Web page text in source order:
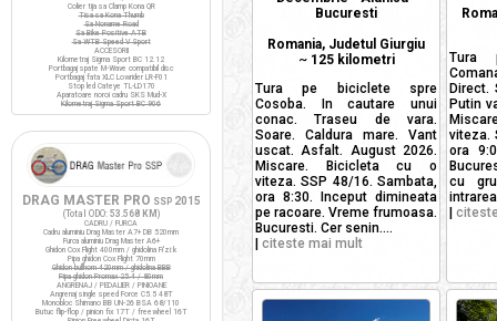
Bucuresti
Romania, Judetul Giurgiu
~ 125 kilometri
Tura pe biciclete spre
Cosoba. In cautare unui
conac. Traseu de vara.
Soare. Caldura mare. Vant
uscat. Asfalt. August 2026.
Miscare. Bicicleta cu o
viteza. SSP 48/16. Sambata,
ora 8:30. Inceput dimineata
pe racoare. Vreme frumoasa.
Bucuresti. Cer senin....
| citeste mai mult
Tura
Direct.
Putin
viteza.
ora
cu
|
Colier tija sa Clamp Kona QR
Tisa sa Kona Thumb
Sa Noname Road
Sa Bike Positive ATB
Sa WTB Speed V Sport
ACCESORII
Kilometraj Sigma Sport BC 12.12
Portbagaj spate M-Wave compatibil disc
Portbagaj fata XLC Lowrider LR-F01
Stop led Cateye TL-LD170
Aparatoare noroi cadru SKS Mud-X
Kilometraj Sigma Sport BC 906
DRAG MASTER PRO SSP 2015
(Total ODO: 53.568 KM )
CADRU / FURCA
Cadru aluminiu Drag Master A7+ DB 520mm
Furca aluminiu Drag Master A6+
Ghidon Cox Flight 400mm / ghidolina Fi'zi:k
Pipa ghidon Cox Flight 70mm
Ghidon bullhorn 420mm / ghidolina BBB
Pipa ghidon Promax 25.4 / 80mm
ANGRENAJ / PEDALIER / PINIOANE
Angrenaj single speed Force C5.5 48T
Monobloc Shimano BB UN-26 BSA 68/110
Butuc flip-flop / pinion fix 17T / freewheel 16T